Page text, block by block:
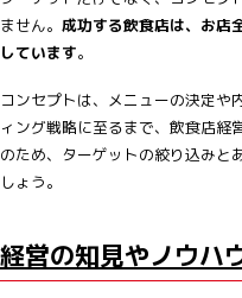
ません。 成功する飲食店は、お店
しています。
コンセプトは、メニューの決定や
ィング戦略に至るまで、飲食店経
のため、ターゲットの絞り込みと
しょう。
経営の知見やノウハ